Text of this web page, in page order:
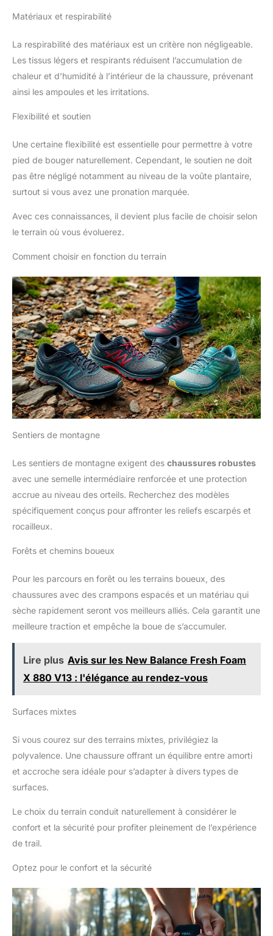
Matériaux et respirabilité
La respirabilité des matériaux est un critère non négligeable.
Les tissus légers et respirants réduisent l’accumulation de
chaleur et d’humidité à l’intérieur de la chaussure, prévenant
ainsi les ampoules et les irritations.
Flexibilité et soutien
Une certaine flexibilité est essentielle pour permettre à votre
pied de bouger naturellement. Cependant, le soutien ne doit
pas être négligé notamment au niveau de la voûte plantaire,
surtout si vous avez une pronation marquée.
Avec ces connaissances, il devient plus facile de choisir selon
le terrain où vous évoluerez.
Comment choisir en fonction du terrain
Sentiers de montagne
Les sentiers de montagne exigent des chaussures robustes
avec une semelle intermédiaire renforcée et une protection
accrue au niveau des orteils. Recherchez des modèles
spécifiquement conçus pour affronter les reliefs escarpés et
rocailleux.
Forêts et chemins boueux
Pour les parcours en forêt ou les terrains boueux, des
chaussures avec des crampons espacés et un matériau qui
sèche rapidement seront vos meilleurs alliés. Cela garantit une
meilleure traction et empêche la boue de s’accumuler.
Lire plus Avis sur les New Balance Fresh Foam
X 880 V13 : l'élégance au rendez-vous
Surfaces mixtes
Si vous courez sur des terrains mixtes, privilégiez la
polyvalence. Une chaussure offrant un équilibre entre amorti
et accroche sera idéale pour s’adapter à divers types de
surfaces.
Le choix du terrain conduit naturellement à considérer le
confort et la sécurité pour profiter pleinement de l’expérience
de trail.
Optez pour le confort et la sécurité